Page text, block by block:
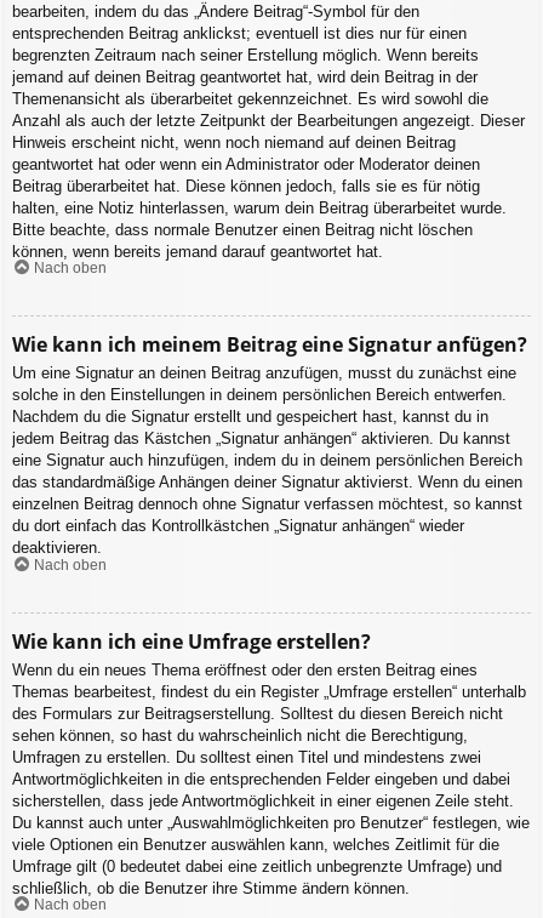
bearbeiten, indem du das „Ändere Beitrag“-Symbol für den
entsprechenden Beitrag anklickst; eventuell ist dies nur für einen
begrenzten Zeitraum nach seiner Erstellung möglich. Wenn bereits
jemand auf deinen Beitrag geantwortet hat, wird dein Beitrag in der
Themenansicht als überarbeitet gekennzeichnet. Es wird sowohl die
Anzahl als auch der letzte Zeitpunkt der Bearbeitungen angezeigt. Dieser
Hinweis erscheint nicht, wenn noch niemand auf deinen Beitrag
geantwortet hat oder wenn ein Administrator oder Moderator deinen
Beitrag überarbeitet hat. Diese können jedoch, falls sie es für nötig
halten, eine Notiz hinterlassen, warum dein Beitrag überarbeitet wurde.
Bitte beachte, dass normale Benutzer einen Beitrag nicht löschen
können, wenn bereits jemand darauf geantwortet hat.
Nach oben
Wie kann ich meinem Beitrag eine Signatur anfügen?
Um eine Signatur an deinen Beitrag anzufügen, musst du zunächst eine
solche in den Einstellungen in deinem persönlichen Bereich entwerfen.
Nachdem du die Signatur erstellt und gespeichert hast, kannst du in
jedem Beitrag das Kästchen „Signatur anhängen“ aktivieren. Du kannst
eine Signatur auch hinzufügen, indem du in deinem persönlichen Bereich
das standardmäßige Anhängen deiner Signatur aktivierst. Wenn du einen
einzelnen Beitrag dennoch ohne Signatur verfassen möchtest, so kannst
du dort einfach das Kontrollkästchen „Signatur anhängen“ wieder
deaktivieren.
Nach oben
Wie kann ich eine Umfrage erstellen?
Wenn du ein neues Thema eröffnest oder den ersten Beitrag eines
Themas bearbeitest, findest du ein Register „Umfrage erstellen“ unterhalb
des Formulars zur Beitragserstellung. Solltest du diesen Bereich nicht
sehen können, so hast du wahrscheinlich nicht die Berechtigung,
Umfragen zu erstellen. Du solltest einen Titel und mindestens zwei
Antwortmöglichkeiten in die entsprechenden Felder eingeben und dabei
sicherstellen, dass jede Antwortmöglichkeit in einer eigenen Zeile steht.
Du kannst auch unter „Auswahlmöglichkeiten pro Benutzer“ festlegen, wie
viele Optionen ein Benutzer auswählen kann, welches Zeitlimit für die
Umfrage gilt (0 bedeutet dabei eine zeitlich unbegrenzte Umfrage) und
schließlich, ob die Benutzer ihre Stimme ändern können.
Nach oben